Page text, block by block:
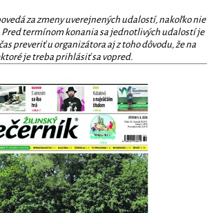
za zmeny uverejnených udalostí, nakoľko nie
termínom konania sa jednotlivých udalostí je
preveriť u organizátora aj z toho dôvodu, že na
je treba prihlásiť sa vopred.